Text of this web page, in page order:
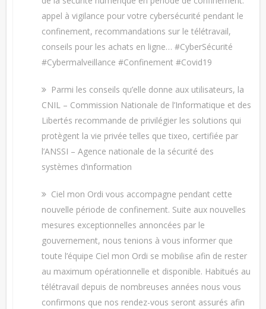
appel à vigilance pour votre cybersécurité pendant le
confinement, recommandations sur le télétravail,
conseils pour les achats en ligne… #CyberSécurité
#Cybermalveillance #Confinement #Covid19
Parmi les conseils qu’elle donne aux utilisateurs, la
CNIL – Commission Nationale de l’Informatique et des
Libertés recommande de privilégier les solutions qui
protègent la vie privée telles que tixeo, certifiée par
l’ANSSI – Agence nationale de la sécurité des
systèmes d’information
Ciel mon Ordi vous accompagne pendant cette
nouvelle période de confinement. Suite aux nouvelles
mesures exceptionnelles annoncées par le
gouvernement, nous tenions à vous informer que
toute l’équipe Ciel mon Ordi se mobilise afin de rester
au maximum opérationnelle et disponible. Habitués au
télétravail depuis de nombreuses années nous vous
confirmons que nos rendez-vous seront assurés afin